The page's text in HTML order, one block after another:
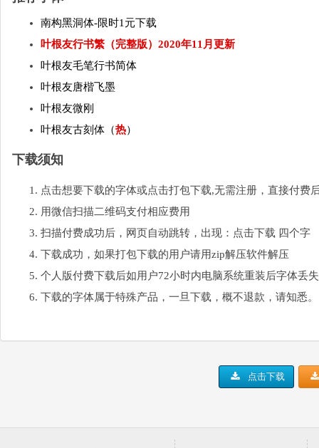
南构黑洞体-限时1元下载
叶根友行书繁（完整版）2020年11月更新
叶根友毛笔行书简体
叶根友唐楷飞墨
叶根友微刚
叶根友古刻体（热）
下载须知
点击想要下载的字体或点击打包下载,无需注册，直接付费
用微信扫描二维码支付相应费用
扫描付费成功后，网页自动跳转，出现：点击下载 四个字
下载成功，如果打包下载的用户请用zip解压软件解压
个人版付费下载后如用户72小时内电脑系统重装后字体丢
下载的字体属于特殊产品，一旦下载，概不退款，请知悉。
点击下载